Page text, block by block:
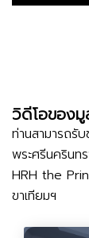
วิดีโอของมู
ท่านสามารถรั
พระศรีนครินท
HRH the
ขาเทียมฯ